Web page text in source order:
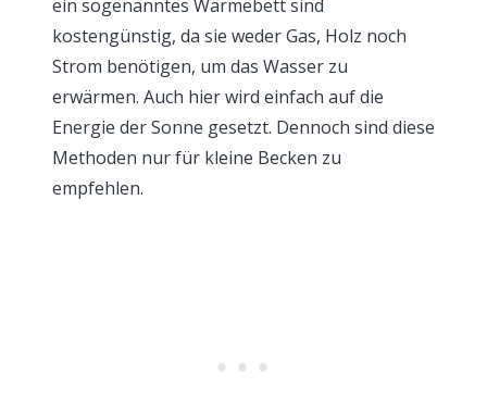
ein sogenanntes Wärmebett sind
kostengünstig, da sie weder Gas, Holz noch
Strom benötigen, um das Wasser zu
erwärmen. Auch hier wird einfach auf die
Energie der Sonne gesetzt. Dennoch sind diese
Methoden nur für kleine Becken zu
empfehlen.